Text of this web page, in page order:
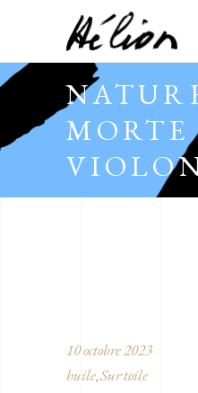
10 octobre 2023
huile, Sur toile